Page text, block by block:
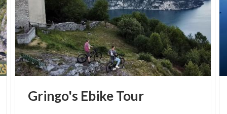
Gringo's EbikeTour